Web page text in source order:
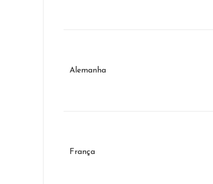
Alemanha
França